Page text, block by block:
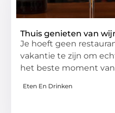
Thuis genieten van
Je hoeft geen
vakantie te zijn om
het beste moment
Eten En Drinken